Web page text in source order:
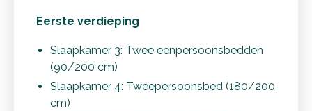
Eerste verdieping
Slaapkamer 3: Twee eenpersoonsbedden
(90/200 cm)
Slaapkamer 4: Tweepersoonsbed (180/200
cm)